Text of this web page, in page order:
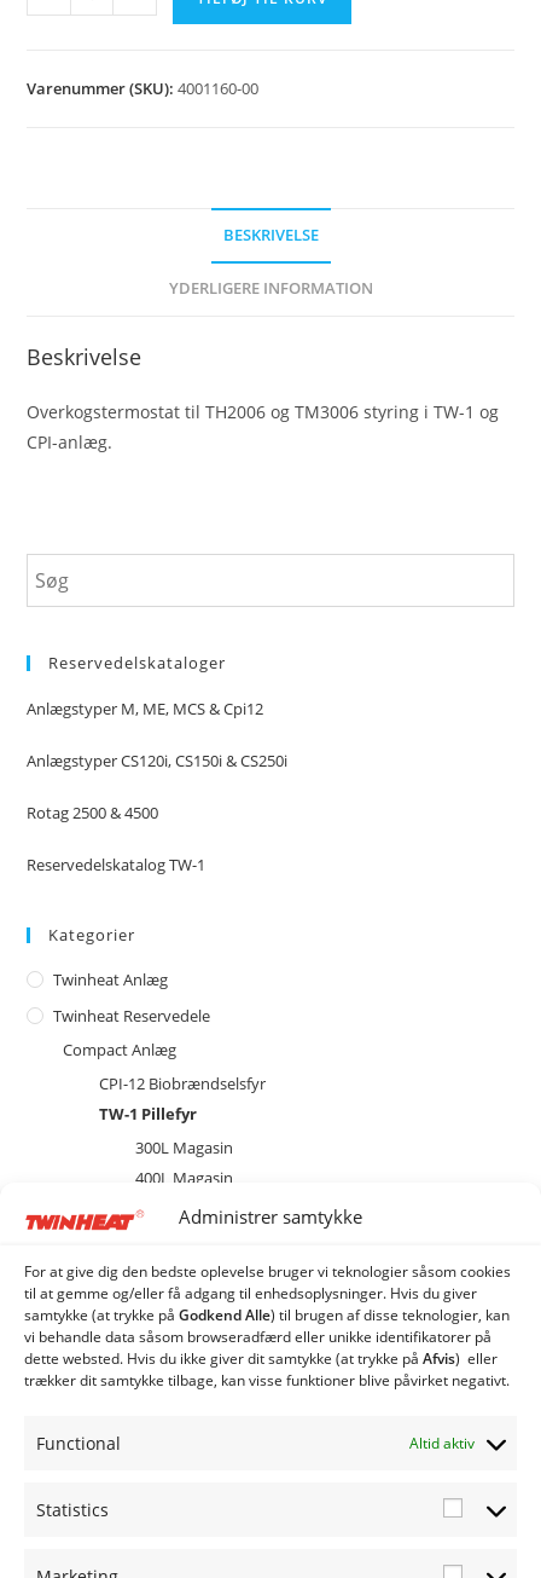
Administrer samtykke
For at give dig den bedste oplevelse bruger vi teknologier såsom cookies
til at gemme og/eller få adgang til enhedsoplysninger. Hvis du giver
samtykke (at trykke på Godkend Alle) til brugen af ​​disse teknologier, kan
vi behandle data såsom browseradfærd eller unikke identifikatorer på
dette websted. Hvis du ikke giver dit samtykke (at trykke på Afvis) eller
trækker dit samtykke tilbage, kan visse funktioner blive påvirket negativt.
Functional Altid aktiv
Statistics
TW/CPI
Varenummer (SKU):4001160-00
BESKRIVELSE
YDERLIGERE INFORMATION
Beskrivelse
Overkogstermostat til TH2006 og TM3006 styring i TW-1 og
CPI-anlæg.
Reservedelskataloger
Anlægstyper M, ME, MCS & Cpi12
Anlægstyper CS120i, CS150i & CS250i
Rotag 2500 & 4500
Reservedelskatalog TW-1
Kategorier
Twinheat Anlæg
Twinheat Reservedele
Compact Anlæg
CPI-12 Biobrændselsfyr
TW-1 Pillefyr
300L Magasin
400L Magasin
brænder
Ekstraudstyr og tilbehør
EL
Kedel
Combi Anlæg
Industri Anlæg